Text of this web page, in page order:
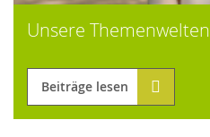
Unsere Themenwelten
Beiträge lesen